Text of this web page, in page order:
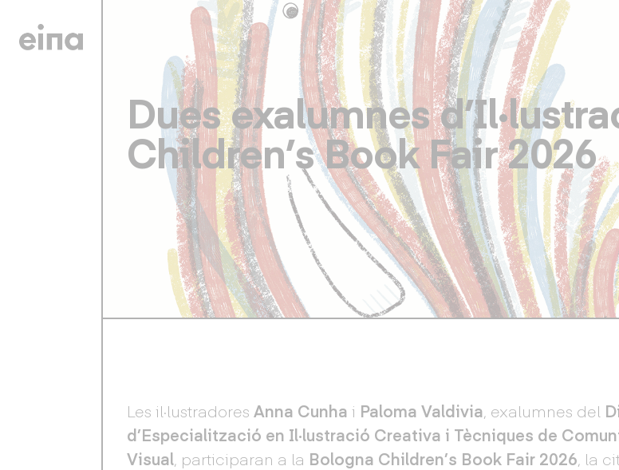
Vés
al
contingut
Dues exalumnes
Children’s Book Fair 2026
Les il·lustradores Anna Cunha i Paloma Valdivia, exalumnes del
d’Especialització en Il·lustració Creativa i Tècniques de
Visual, participaran a la Bologna Children’s Book Fair 2026, la